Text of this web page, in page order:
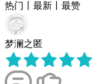
热门
最新 最赞
梦澜之匿